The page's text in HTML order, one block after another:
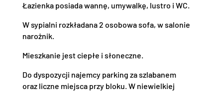
Łazienka posiada wannę, umywalkę, lustro i WC.
W sypialni rozkładana 2 osobowa sofa, w salonie
narożnik.
Mieszkanie jest ciepłe i słoneczne.
Do dyspozycji najemcy parking za szlabanem
oraz liczne miejsca przy bloku. W niewielkiej